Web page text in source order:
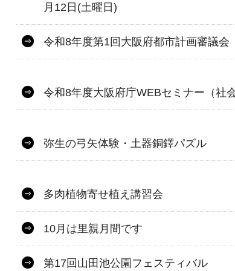
月12日(土曜日)
令和8年度第1回大阪府都市計画審議会
令和8年度大阪府庁WEBセミナー（社会
弥生の弓矢体験・土器銅鐸パズル
多肉植物寄せ植え講習会
10月は里親月間です
第17回山田池公園フェスティバル